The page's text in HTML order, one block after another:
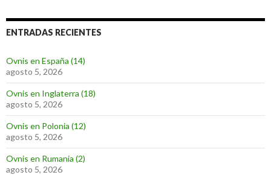
ENTRADAS RECIENTES
Ovnis en España (14)
agosto 5, 2026
Ovnis en Inglaterra (18)
agosto 5, 2026
Ovnis en Polonia (12)
agosto 5, 2026
Ovnis en Rumania (2)
agosto 5, 2026